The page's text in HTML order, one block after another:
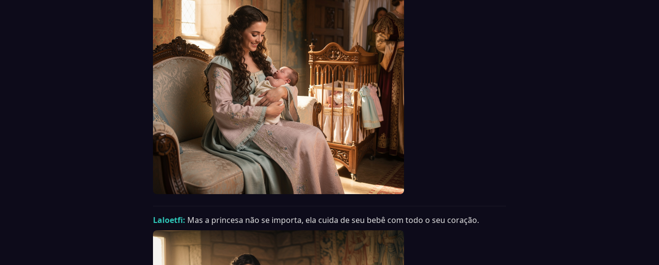
Laloetfi: Mas a princesa não se importa, ela cuida de seu bebê com todo o seu coração.